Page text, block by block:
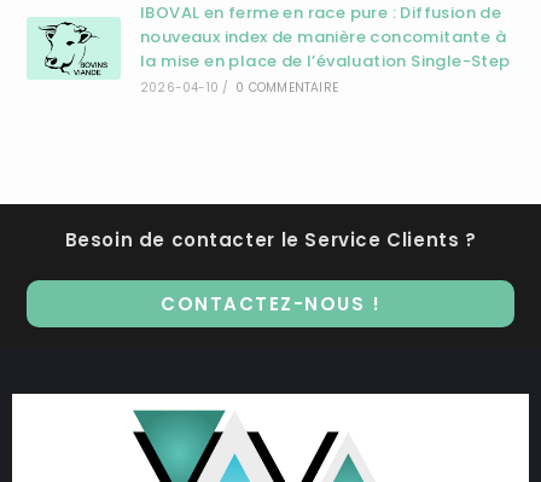
IBOVAL en ferme en race pure : Diffusion de
nouveaux index de manière concomitante à
la mise en place de l’évaluation Single-Step
2026-04-10 / 0 COMMENTAIRE
Besoin de contacter le Service Clients ?
CONTACTEZ-NOUS !